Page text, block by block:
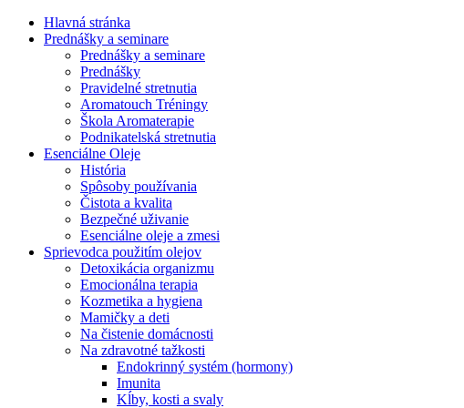
Hlavná stránka
Prednášky a seminare
Prednášky a seminare
Prednášky
Pravidelné stretnutia
Aromatouch Tréningy
Škola Aromaterapie
Podnikatelská stretnutia
Esenciálne Oleje
História
Spôsoby používania
Čistota a kvalita
Bezpečné uživanie
Esenciálne oleje a zmesi
Sprievodca použitím olejov
Detoxikácia organizmu
Emocionálna terapia
Kozmetika a hygiena
Mamičky a deti
Na čistenie domácnosti
Na zdravotné tažkosti
Endokrinný systém (hormony)
Imunita
Kĺby, kosti a svaly